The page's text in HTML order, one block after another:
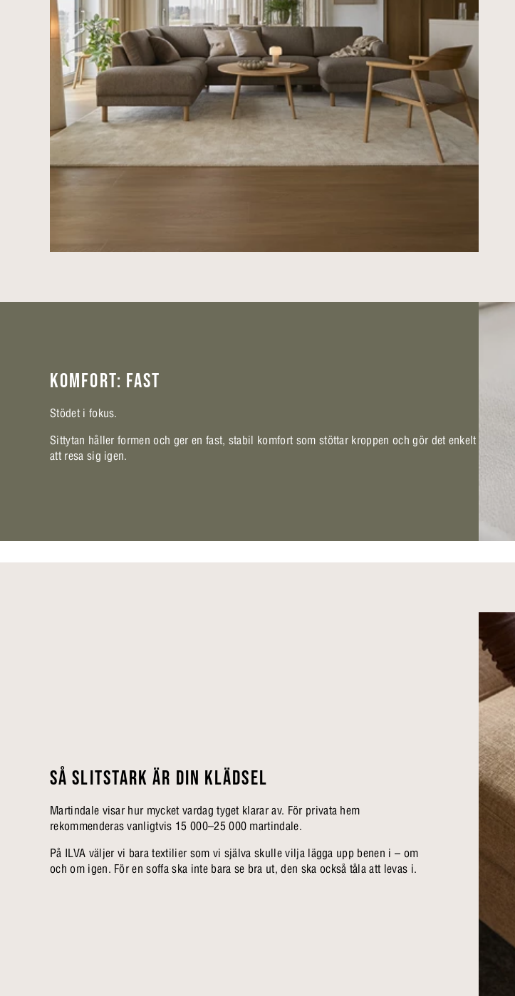
KOMFORT: FAST
Stödet i fokus.
Sittytan håller formen och ger en fast, stabil komfort som stöttar kroppen och gör det enkelt
att resa sig igen.
SÅ SLITSTARK ÄR DIN KLÄDSEL
Martindale visar hur mycket vardag tyget klarar av. För privata hem
rekommenderas vanligtvis 15 000–25 000 martindale.
På ILVA väljer vi bara textilier som vi själva skulle vilja lägga upp benen i – om
och om igen. För en soffa ska inte bara se bra ut, den ska också tåla att levas i.